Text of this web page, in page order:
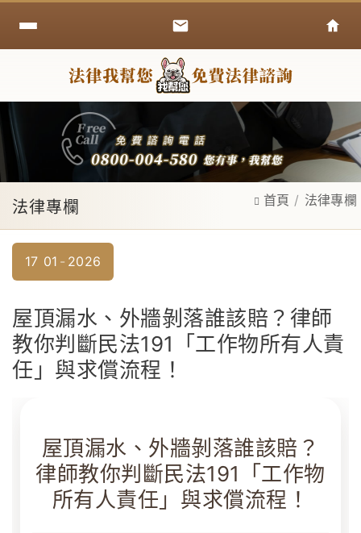
法律專欄 首頁 法律專欄
17 01 2026
屋頂漏水、外牆剝落誰該賠？律師
教你判斷民法191「工作物所有人責
任」與求償流程！
屋頂漏水、外牆剝落誰該賠？
律師教你判斷民法191「工作物
所有人責任」與求償流程！